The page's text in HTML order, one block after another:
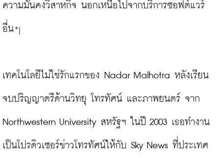
ความมั่นคงวิสาหกิจ นอกเหนือไปจากบริการซอฟต์แวร์
อื่นๆ
เทคโนโลยีไม่ใช่รักแรกของ Nadar Malhotra หลังเรียน
จบปริญญาตรีด้านวิทยุ โทรทัศน์ และภาพยนตร์ จาก
Northwestern University สหรัฐฯ ในปี 2003 เธอทำงาน
เป็นโปรดิวเซอร์ข่าวโทรทัศน์ให้กับ Sky News ที่ประเทศ